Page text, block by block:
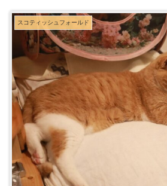
スコティッシュフォールド